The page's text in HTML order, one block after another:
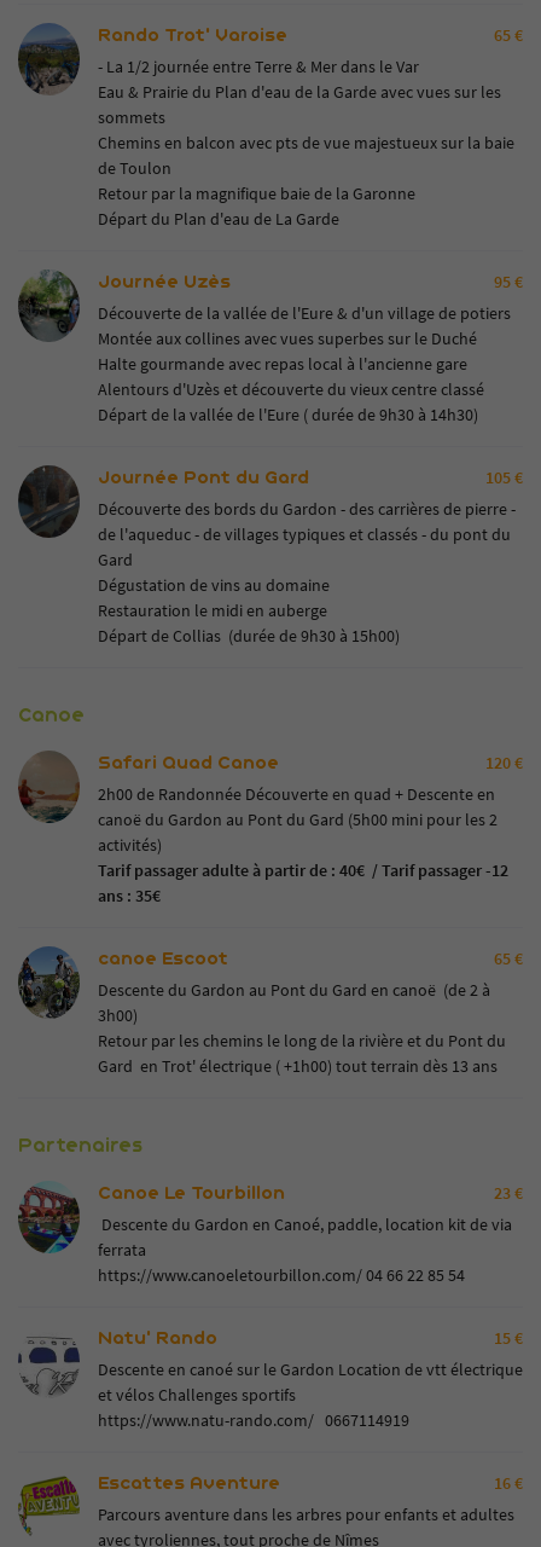
Rando Trot' Varoise
65 €
- La 1/2 journée entre Terre & Mer dans le Var
Eau & Prairie du Plan d'eau de la Garde avec vues sur les
sommets
Chemins en balcon avec pts de vue majestueux sur la baie
de Toulon
Retour par la magnifique baie de la Garonne
Départ du Plan d'eau de La Garde
Journée Uzès
95 €
Découverte de la vallée de l'Eure & d'un village de potiers
Montée aux collines avec vues superbes sur le Duché
Halte gourmande avec repas local à l'ancienne gare
Alentours d'Uzès et découverte du vieux centre classé
Départ de la vallée de l'Eure ( durée de 9h30 à 14h30)
Journée Pont du Gard
105 €
Découverte des bords du Gardon - des carrières de pierre -
de l'aqueduc - de villages typiques et classés - du pont du
Gard
Dégustation de vins au domaine
Restauration le midi en auberge
Départ de Collias (durée de 9h30 à 15h00)
Canoe
Safari Quad Canoe
120 €
2h00 de Randonnée Découverte en quad + Descente en
canoë du Gardon au Pont du Gard (5h00 mini pour les 2
activités)
Tarif passager adulteà partir de : 40€ / Tarif passager -12
ans : 35€
canoe Escoot
65 €
Descente du Gardon au Pont du Gard en canoë (de 2 à
3h00)
Retour par les chemins le long de la rivière et du Pont du
Gard en Trot' électrique ( +1h00) tout terrain dès 13 ans
Partenaires
Canoe Le Tourbillon
23 €
Descente du Gardon en Canoé, paddle, location kit de via
ferrata
https://www.canoeletourbillon.com/04 66 22 85 54
Natu' Rando
15 €
Descente en canoé sur le Gardon Location de vtt électrique
et vélos Challenges sportifs
https://www.natu-rando.com/0667114919
Escattes Aventure
16 €
Parcours aventure dans les arbres pour enfants et adultes
avec tyroliennes, tout proche de Nîmes